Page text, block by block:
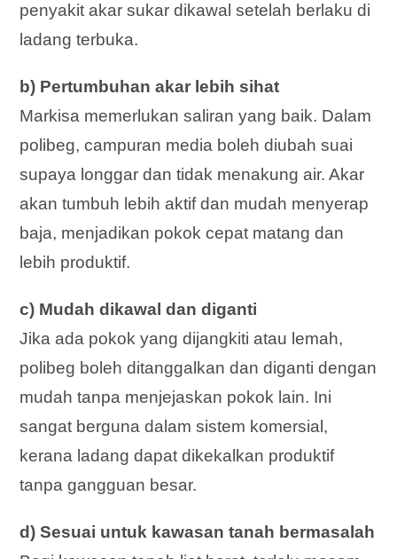
penyakit akar sukar dikawal setelah berlaku di
ladang terbuka.
b) Pertumbuhan akar lebih sihat
Markisa memerlukan saliran yang baik. Dalam
polibeg, campuran media boleh diubah suai
supaya longgar dan tidak menakung air. Akar
akan tumbuh lebih aktif dan mudah menyerap
baja, menjadikan pokok cepat matang dan
lebih produktif.
c) Mudah dikawal dan diganti
Jika ada pokok yang dijangkiti atau lemah,
polibeg boleh ditanggalkan dan diganti dengan
mudah tanpa menjejaskan pokok lain. Ini
sangat berguna dalam sistem komersial,
kerana ladang dapat dikekalkan produktif
tanpa gangguan besar.
d) Sesuai untuk kawasan tanah bermasalah